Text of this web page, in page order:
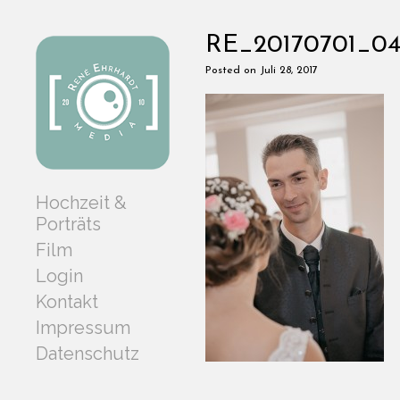
Hochzeit &
Porträts
Film
Login
Kontakt
Impressum
Datenschutz
Posted on Juli 28, 2017